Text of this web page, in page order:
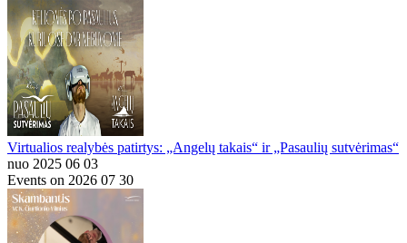
Virtualios realybės patirtys: „Angelų takais“ ir „Pasaulių sutvėrimas“
nuo 2025 06 03
Events on 2026 07 30